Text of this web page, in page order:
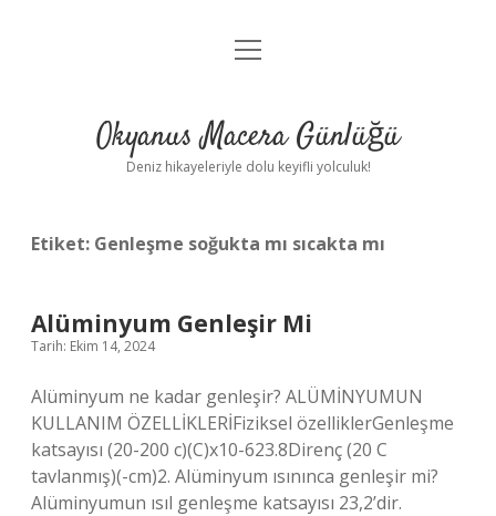
Anasayfa
Yasal Uyarı
menüyü
Okyanus Macera Günlüğü
Deniz hikayeleriyle dolu keyifli yolculuk!
Etiket: Genleşme soğukta mı sıcakta mı
Alüminyum Genleşir Mi
Tarih: Ekim 14, 2024
Alüminyum ne kadar genleşir? ALÜMİNYUMUN
KULLANIM ÖZELLİKLERİFiziksel özelliklerGenleşme
katsayısı (20-200 c)(C)x10-623.8Direnç (20 C
tavlanmış)(-cm)2. Alüminyum ısınınca genleşir mi?
Alüminyumun ısıl genleşme katsayısı 23,2’dir.